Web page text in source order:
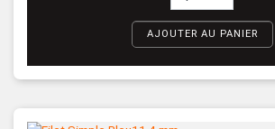
AJOUTER AU PANIER